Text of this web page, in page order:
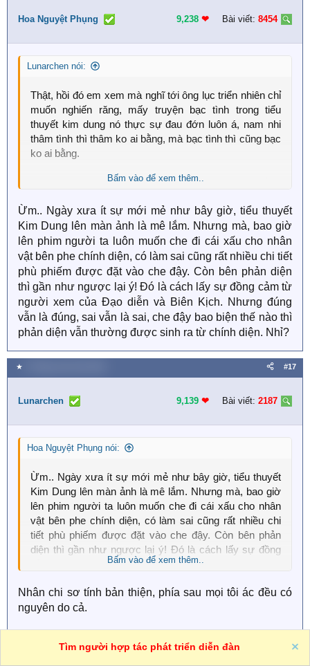
i
n
s
Hoa Nguyệt Phụng 9,238 ❤︎ Bài viết: 8454
Lunarchen nói:
Thật, hồi đó em xem mà nghĩ tới ông lục triển nhiên chỉ
muốn nghiến răng, mấy truyện bạc tình trong tiểu
thuyết kim dung nó thực sự đau đớn luôn á, nam nhi
thâm tình thì thâm ko ai bằng, mà bạc tình thì cũng bạc
ko ai bằng.
Đương nhiên nam chính của kim dung em ghét nhất là
LỆNH HỒ XUNG VÀ DƯƠNG QUÁ
Bấm vào để xem thêm..
Ừm.. Ngày xưa ít sự mới mẻ như bây giờ, tiểu thuyết
Kim Dung lên màn ảnh là mê lắm. Nhưng mà, bao giờ
lên phim người ta luôn muốn che đi cái xấu cho nhân
vật bên phe chính diện, có làm sai cũng rất nhiều chi tiết
phù phiếm được đặt vào che đậy. Còn bên phản diện
thì gần như ngược lại ý! Đó là cách lấy sự đồng cảm từ
người xem của Đạo diễn và Biên Kịch. Nhưng đúng
vẫn là đúng, sai vẫn là sai, che đậy bao biện thế nào thì
phản diện vẫn thường được sinh ra từ chính diện. Nhỉ?
★ #17
Lunarchen 9,139 ❤︎ Bài viết: 2187
Hoa Nguyệt Phụng nói:
Ừm.. Ngày xưa ít sự mới mẻ như bây giờ, tiểu thuyết
Kim Dung lên màn ảnh là mê lắm. Nhưng mà, bao giờ
lên phim người ta luôn muốn che đi cái xấu cho nhân
vật bên phe chính diện, có làm sai cũng rất nhiều chi
tiết phù phiếm được đặt vào che đậy. Còn bên phản
diện thì gần như ngược lại ý! Đó là cách lấy sự đồng
cảm từ người xem của Đạo diễn và Biên Kịch. Nhưng
nào thì phản diện vẫn thường được sinh ra từ chính
diện. Nhỉ?
Bấm vào để xem thêm..
Nhân chi sơ tính bản thiện, phía sau mọi tôi ác đều có
nguyên do cả.
Hoa Nguyệt Phụng
Tìm người hợp tác phát triển diễn đàn